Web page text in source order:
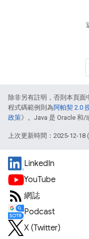
除非另有註明，否則本頁面
程式碼範例則為阿帕契 2.0
政策》。Java 是 Oracle 和/
上次更新時間：2025-12-18
LinkedIn
YouTube
網誌
Podcast
X (Twitter)